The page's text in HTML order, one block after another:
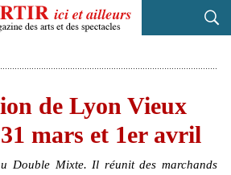
de Lyon Vieux
mars et 1er avril
Double Mixte. Il réunit des marchands